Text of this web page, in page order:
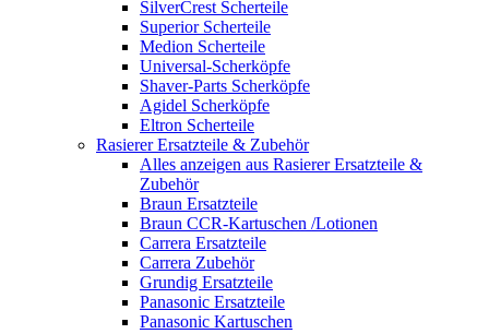
SilverCrest Scherteile
Superior Scherteile
Medion Scherteile
Universal-Scherköpfe
Shaver-Parts Scherköpfe
Agidel Scherköpfe
Eltron Scherteile
Rasierer Ersatzteile & Zubehör
Alles anzeigen aus Rasierer Ersatzteile &
Zubehör
Braun Ersatzteile
Braun CCR-Kartuschen /Lotionen
Carrera Ersatzteile
Carrera Zubehör
Grundig Ersatzteile
Panasonic Ersatzteile
Panasonic Kartuschen